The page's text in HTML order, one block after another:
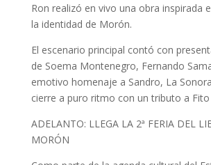
Ron realizó en vivo una obra inspirada
la identidad de Morón.
El escenario principal contó con
de Soema Montenegro, Fernando
emotivo homenaje a Sandro, La
cierre a puro ritmo con un tributo a Fito
ADELANTO: LLEGA LA 2ª FERIA DEL
MORÓN